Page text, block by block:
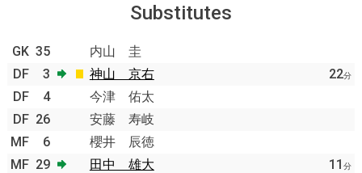
Substitutes
GK 35
内山 圭
DF
3 神山 京右 22分
DF 4
今津 佑太
DF 26
安藤 寿岐
MF
6
櫻井 辰徳
MF 29 田中 雄大 11 分